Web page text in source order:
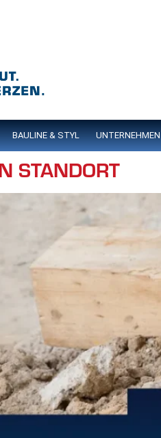
BAULINE & STYL UNTERNEHMEN
STANDORT